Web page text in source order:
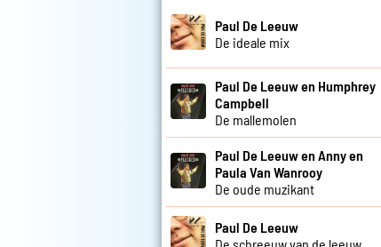
Paul De Leeuw
De ideale mix
Paul De Leeuw en Humphrey
Campbell
De mallemolen
Paul De Leeuw en Anny en
Paula Van Wanrooy
De oude muzikant
Paul De Leeuw